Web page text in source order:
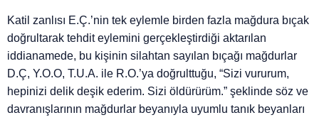
Katil zanlısı E.Ç.’nin tek eylemle birden fazla mağdura bıçak
doğrultarak tehdit eylemini gerçekleştirdiği aktarılan
iddianamede, bu kişinin silahtan sayılan bıçağı mağdurlar
D.Ç, Y.O.O, T.U.A. ile R.O.’ya doğrulttuğu, “Sizi vururum,
hepinizi delik deşik ederim. Sizi öldürürüm.” şeklinde söz ve
davranışlarının mağdurlar beyanıyla uyumlu tanık beyanları